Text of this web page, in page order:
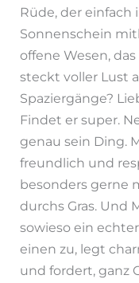
Rüde, der
Sonnenschein
offene Wesen,
steckt voller Lust
Spaziergänge?
Findet er super.
genau sein Ding.
freundlich und
besonders gerne
durchs Gras. Und
sowieso ein
einen zu, legt
und fordert, ganz